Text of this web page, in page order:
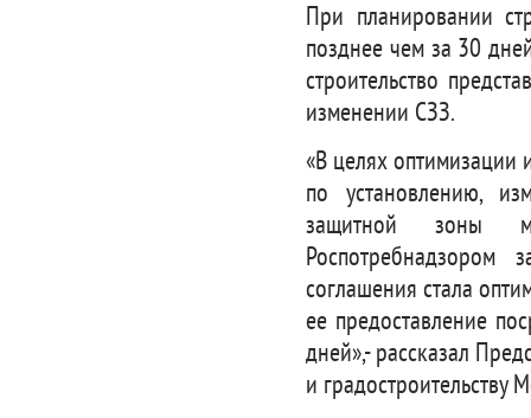
При планировании
позднее чем за 30
строительство
изменении СЗЗ.
«В целях оптимизации
по установлению,
защитной зоны
Роспотребнадзором
соглашения стала
ее предоставление
дней»,- рассказал
и градостроительству